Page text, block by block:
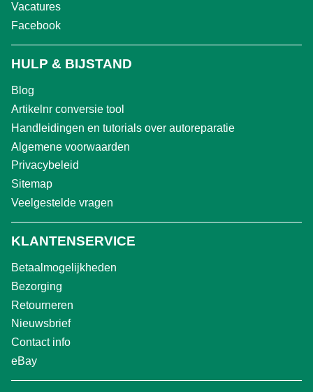
Vacatures
Facebook
HULP & BIJSTAND
Blog
Artikelnr conversie tool
Handleidingen en tutorials over autoreparatie
Algemene voorwaarden
Privacybeleid
Sitemap
Veelgestelde vragen
KLANTENSERVICE
Betaalmogelijkheden
Bezorging
Retourneren
Nieuwsbrief
Contact info
eBay